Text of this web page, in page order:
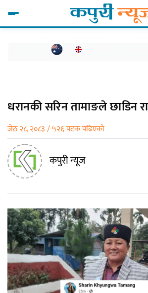
धरानकी सरिन तामाङले छाडिन
जेठ २८, २०८३ / ५२६ पटक पढिएको
कपुरी न्यूज